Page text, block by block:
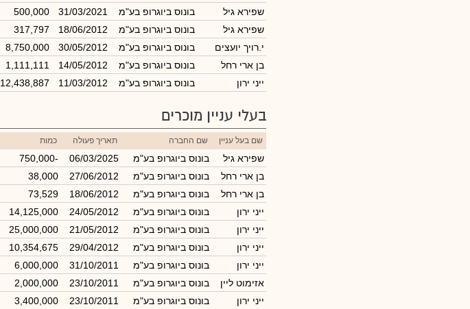
שפירא גיל
בונוס ביוגרופ בע"מ 31/03/2021
500,000
שפירא גיל
בונוס ביוגרופ בע"מ 18/06/2012
317,797
י.רויך יועצים
בונוס ביוגרופ בע"מ 30/05/2012
8,750,000
בן ארי רחל
בונוס ביוגרופ בע"מ 14/05/2012
1,111,111
ייני ירון
בונוס ביוגרופ בע"מ 11/03/2012
12,438,887
בעלי עניין מוכרים
שם בעל עניין שם החברה תאריך פעולה כמות
שפירא גיל בונוס ביוגרופ בע"מ 06/03/2025
-750,000
בן ארי רחל
בונוס ביוגרופ בע"מ 27/06/2012
38,000
בן ארי רחל
בונוס ביוגרופ בע"מ 18/06/2012
73,529
ייני ירון
בונוס ביוגרופ בע"מ 24/05/2012
14,125,000
ייני ירון
בונוס ביוגרופ בע"מ 21/05/2012
25,000,000
ייני ירון
בונוס ביוגרופ בע"מ 29/04/2012
10,354,675
ייני ירון
בונוס ביוגרופ בע"מ 31/10/2011
6,000,000
אזימוט ליין
בונוס ביוגרופ בע"מ 23/10/2011
2,000,000
ייני ירון
בונוס ביוגרופ בע"מ 23/10/2011
3,400,000